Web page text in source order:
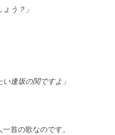
う？」
逢坂の関ですよ」
首の歌なのです。